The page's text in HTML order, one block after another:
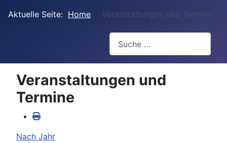
Aktuelle Seite: Home Veranstaltungen und Termine
Veranstaltungen und
Termine
Nach Jahr